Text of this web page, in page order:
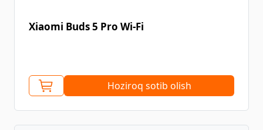
Xiaomi Buds 5 Pro Wi-Fi
Hoziroq sotib olish